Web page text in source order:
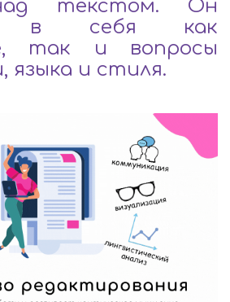
текстом. Он
в себя как
так и вопросы
языка и стиля.